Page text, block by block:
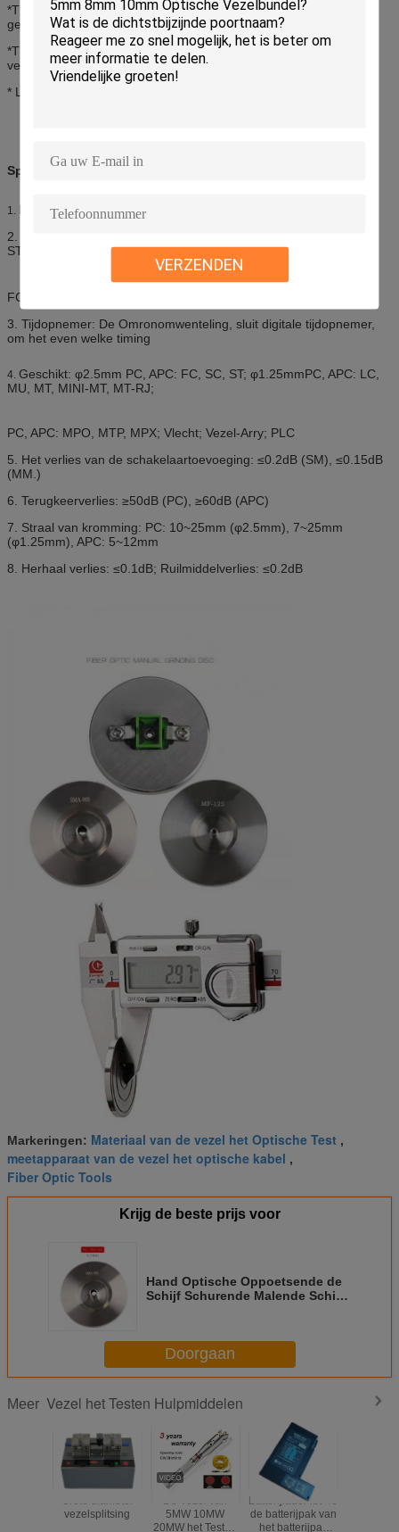
VERZENDEN
*The de binnen en buiten ronde randen worden ontworpen voor
gemakkelijke handverrichting;
*The de verwerkingsgrootte is uitstekend, vlot en braam-vrij,
verzekerend het het malen effect;
* Licht en klein, gemakkelijk te dragen;
Specificaties
1. Kernen: 18 20 24
2. Standaardvezel optische schakelaars: FC/UPC, SC/UPC,
ST/UPC, LC/UPC, MU/UPC,
FC/APC, SC/APC, MT-RJ, E2000 ENZ.
3. Tijdopnemer: De Omronomwenteling, sluit digitale tijdopnemer,
om het even welke timing
4. Geschikt: φ2.5mm PC, APC: FC, SC, ST; φ1.25mmPC, APC: LC,
MU, MT, MINI-MT, MT-RJ;
PC, APC: MPO, MTP, MPX; Vlecht; Vezel-Arry; PLC
5. Het verlies van de schakelaartoevoeging: ≤0.2dB (SM), ≤0.15dB
(MM.)
6. Terugkeerverlies: ≥50dB (PC), ≥60dB (APC)
7. Straal van kromming: PC: 10~25mm (φ2.5mm), 7~25mm
(φ1.25mm), APC: 5~12mm
8. Herhaal verlies: ≤0.1dB; Ruilmiddelverlies: ≤0.2dB
Markeringen: Materiaal van de vezel het Optische Test ,
meetapparaat van de vezel het optische kabel ,
Fiber Optic Tools
Krijg de beste prijs voor
Hand Optische Oppoetsende de
Schijf Schurende Malende Schijf
Doorgaan
Meer Vezel het Testen Hulpmiddelen
vezelsplitsing
5MW 10MW
20MW het Testen
Batterijlader lbt-40
de batterijpak van
het batterijpak